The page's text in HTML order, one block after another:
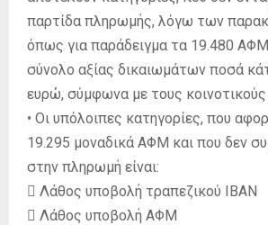
παρτίδα πληρωμής, λόγω των
όπως για παράδειγμα τα 19.480
σύνολο αξίας δικαιωμάτων ποσά
ευρώ, σύμφωνα με τους κοινοτικούς
• Οι υπόλοιπες κατηγορίες, που
19.295 μοναδικά ΑΦΜ και που δεν
στην πληρωμή είναι:
 Λάθος υποβολή τραπεζικού ΙΒΑΝ
 Λάθος υποβολή ΑΦΜ